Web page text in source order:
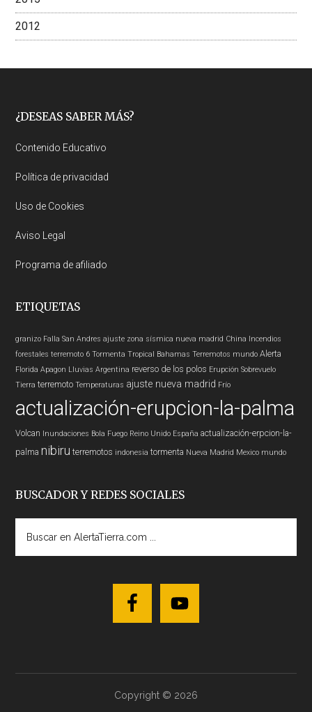
2012
Footer
¿DESEAS SABER MÁS?
Contenido Educativo
Política de privacidad
Uso de Cookies
Aviso Legal
Programa de afiliado
ETIQUETAS
granizo Falla San Andres ajuste zona sísmica nueva madrid China Incendios
forestales terremoto 6 Tormenta Tropical Bahamas Terremotos mundo Alerta
Florida Apagon Lluvias Argentina reverso de los polos Erupción Sobrevuelo
Tierra terremoto Temperaturas ajuste nueva madrid Frío
actualización-erupcion-la-palma
Volcan Inundaciones Bola Fuego Reino Unido España actualización-erpcion-la-
palma nibiru terremotos indonesia tormenta Nueva Madrid Mexico mundo
BUSCADOR Y REDES SOCIALES
AlertaTierra.com
Copyright © 2026